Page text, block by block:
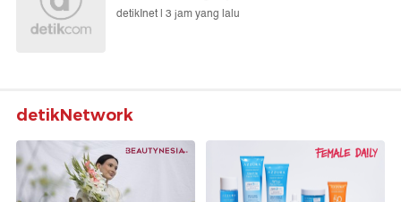
detikInet | 3 jam yang lalu
detikNetwork